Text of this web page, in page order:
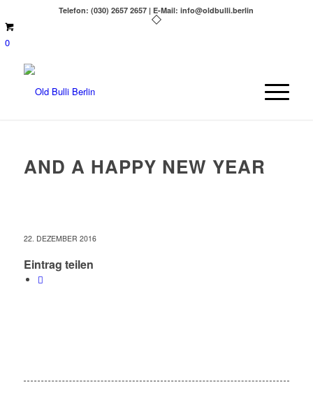
Telefon: (030) 2657 2657 | E-Mail: info@oldbulli.berlin
0
AND A HAPPY NEW YEAR
22. DEZEMBER 2016
Eintrag teilen